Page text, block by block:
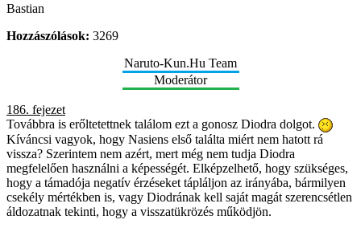
Bastian
Hozzászólások: 3269
Naruto-Kun.Hu Team
Moderátor
186. fejezet
Továbbra is erőltetettnek találom ezt a gonosz Diodra dolgot.
Kíváncsi vagyok, hogy Nasiens első találta miért nem hatott rá
vissza? Szerintem nem azért, mert még nem tudja Diodra
megfelelően használni a képességét. Elképzelhető, hogy szükséges,
hogy a támadója negatív érzéseket tápláljon az irányába, bármilyen
csekély mértékben is, vagy Diodrának kell saját magát szerencsétlen
áldozatnak tekinti, hogy a visszatükrözés működjön.